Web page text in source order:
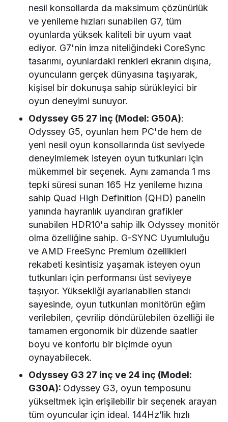
nesil konsollarda da maksimum çözünürlük
ve yenileme hızları sunabilen G7, tüm
oyunlarda yüksek kaliteli bir uyum vaat
ediyor. G7'nin imza niteliğindeki CoreSync
tasarımı, oyunlardaki renkleri ekranın dışına,
oyuncuların gerçek dünyasına taşıyarak,
kişisel bir dokunuşa sahip sürükleyici bir
oyun deneyimi sunuyor.
Odyssey G5 27 inç (Model: G50A):
Odyssey G5, oyunları hem PC'de hem de
yeni nesil oyun konsollarında üst seviyede
deneyimlemek isteyen oyun tutkunları için
mükemmel bir seçenek. Aynı zamanda 1 ms
tepki süresi sunan 165 Hz yenileme hızına
sahip Quad High Definition (QHD) panelin
yanında hayranlık uyandıran grafikler
sunabilen HDR10'a sahip ilk Odyssey monitör
olma özelliğine sahip. G-SYNC Uyumluluğu
ve AMD FreeSync Premium özellikleri
rekabeti kesintisiz yaşamak isteyen oyun
tutkunları için performansı üst seviyeye
taşıyor. Yüksekliği ayarlanabilen standı
sayesinde, oyun tutkunları monitörün eğim
verilebilen, çevrilip döndürülebilen özelliği ile
tamamen ergonomik bir düzende saatler
boyu ve konforlu bir biçimde oyun
oynayabilecek.
Odyssey G3 27 inç ve 24 inç (Model:
G30A): Odyssey G3, oyun temposunu
yükseltmek için erişilebilir bir seçenek arayan
tüm oyuncular için ideal. 144Hz’lik hızlı